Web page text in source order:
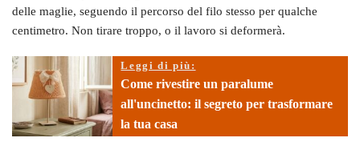
delle maglie, seguendo il percorso del filo stesso per qualche
centimetro. Non tirare troppo, o il lavoro si deformerà.
Leggi di più:
Come rivestire un paralume
all'uncinetto: il segreto per trasformare
la tua casa